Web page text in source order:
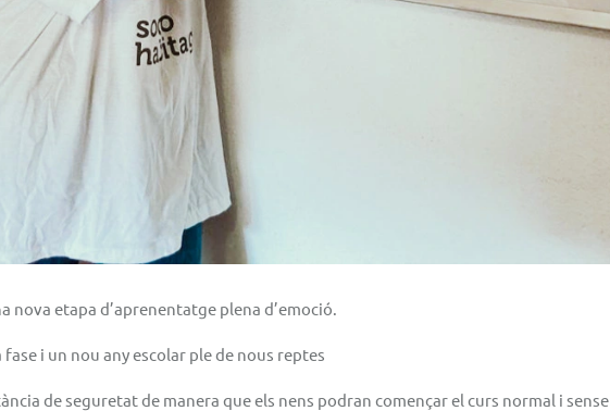
nova etapa d’aprenentatge plena d’emoció.
i un nou any escolar ple de nous reptes
de seguretat de manera que els nens podran començar el curs normal i sense